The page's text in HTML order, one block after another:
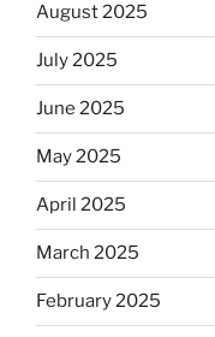
August 2025
July 2025
June 2025
May 2025
April 2025
March 2025
February 2025